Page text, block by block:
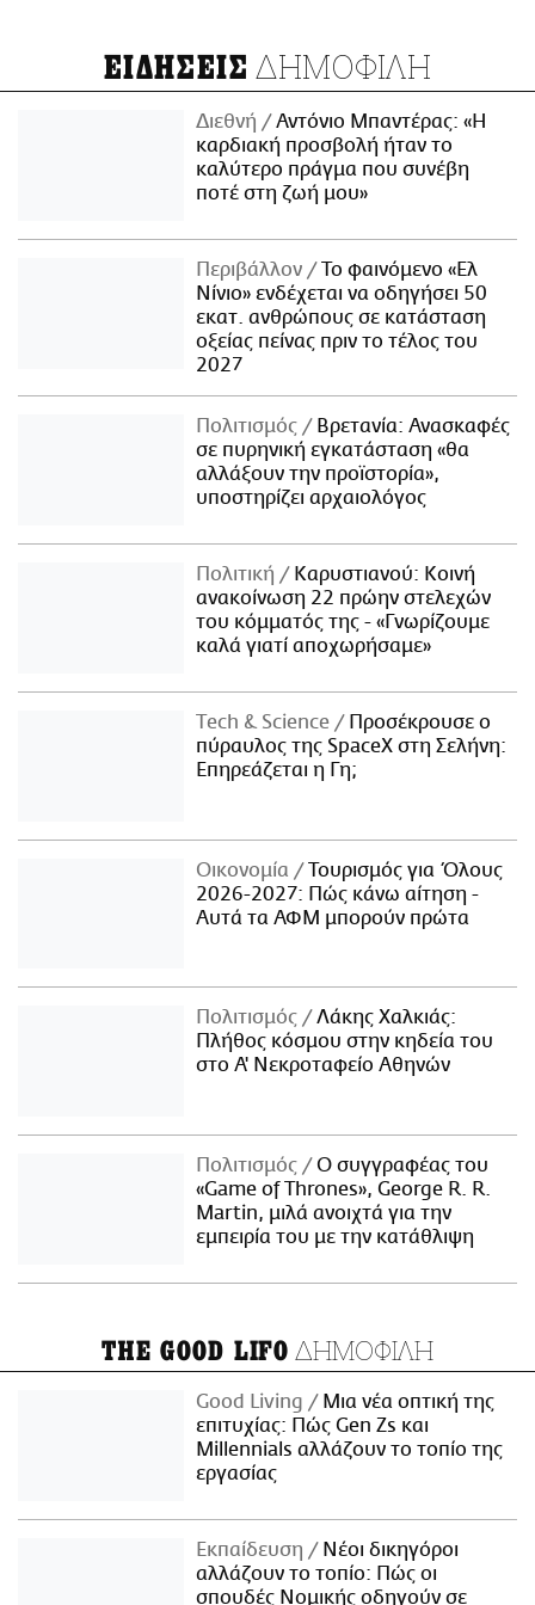
ΕΙΔΗΣΕΙΣ ΔΗΜΟΦΙΛΗ
Διεθνή
Αντόνιο Μπαντέρας: «Η
καρδιακή προσβολή ήταν το
καλύτερο πράγμα που συνέβη
ποτέ στη ζωή μου»
Περιβάλλον
Το φαινόμενο «Ελ
Νίνιο» ενδέχεται να οδηγήσει 50
εκατ. ανθρώπους σε κατάσταση
οξείας πείνας πριν το τέλος του
2027
Πολιτισμός
Βρετανία: Ανασκαφές
σε πυρηνική εγκατάσταση «θα
αλλάξουν την προϊστορία»,
υποστηρίζει αρχαιολόγος
Πολιτική
Καρυστιανού: Κοινή
ανακοίνωση 22 πρώην στελεχών
του κόμματός της - «Γνωρίζουμε
καλά γιατί αποχωρήσαμε»
Τech & Science
Προσέκρουσε ο
πύραυλος της SpaceX στη Σελήνη:
Επηρεάζεται η Γη;
Οικονομία
Τουρισμός για Όλους
2026-2027: Πώς κάνω αίτηση -
Αυτά τα ΑΦΜ μπορούν πρώτα
Πολιτισμός
Λάκης Χαλκιάς:
Πλήθος κόσμου στην κηδεία του
στο Α' Νεκροταφείο Αθηνών
Πολιτισμός
Ο συγγραφέας του
«Game of Thrones», George R. R.
Martin, μιλά ανοιχτά για την
εμπειρία του με την κατάθλιψη
THE GOOD LIFO ΔΗΜΟΦΙΛΗ
Good Living
Μια νέα οπτική της
επιτυχίας: Πώς Gen Zs και
Millennials αλλάζουν το τοπίο της
εργασίας
Εκπαίδευση
Νέοι δικηγόροι
αλλάζουν το τοπίο: Πώς οι
σπουδές Νομικής οδηγούν σε